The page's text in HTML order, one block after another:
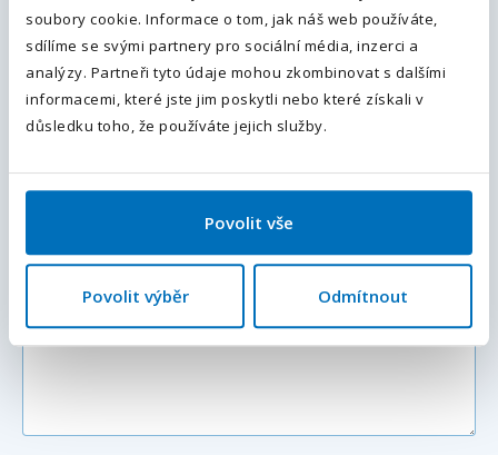
soubory cookie. Informace o tom, jak náš web používáte,
sdílíme se svými partnery pro sociální média, inzerci a
analýzy. Partneři tyto údaje mohou zkombinovat s dalšími
informacemi, které jste jim poskytli nebo které získali v
důsledku toho, že používáte jejich služby.
Povolit vše
Povolit výběr Odmítnout
Váš e-mail
Váš telefon*
Doplňující informace (poznámka)
Odesláním souhlasíte sezpracováním osobních údajů.
Odeslat